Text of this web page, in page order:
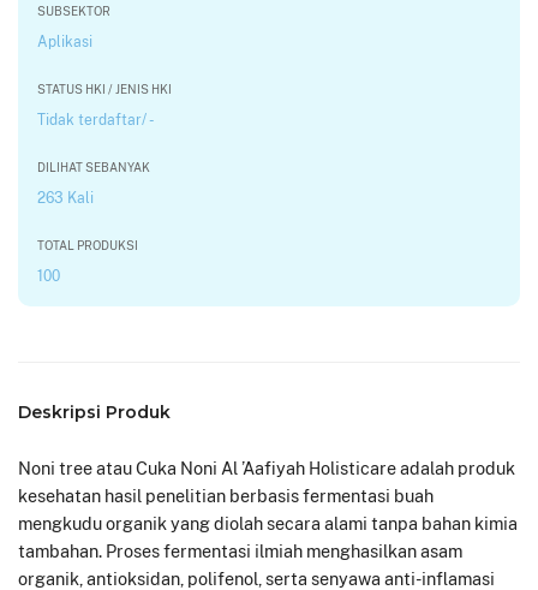
SUBSEKTOR
Aplikasi
STATUS HKI / JENIS HKI
Tidak terdaftar/ -
DILIHAT SEBANYAK
263 Kali
TOTAL PRODUKSI
100
Deskripsi Produk
Noni tree atau Cuka Noni Al ’Aafiyah Holisticare adalah produk
kesehatan hasil penelitian berbasis fermentasi buah
mengkudu organik yang diolah secara alami tanpa bahan kimia
tambahan. Proses fermentasi ilmiah menghasilkan asam
organik, antioksidan, polifenol, serta senyawa anti-inflamasi